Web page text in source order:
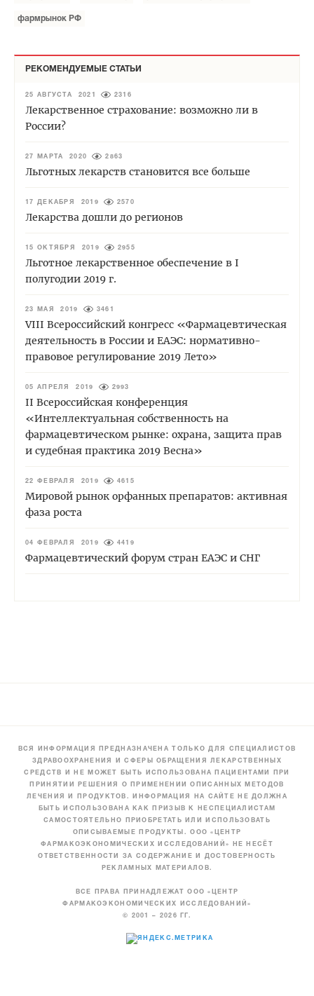
фармрынок РФ
РЕКОМЕНДУЕМЫЕ СТАТЬИ
25 АВГУСТА 2021 2316
Лекарственное страхование: возможно ли в
России?
27 МАРТА 2020 2863
Льготных лекарств становится все больше
17 ДЕКАБРЯ 2019 2570
Лекарства дошли до регионов
15 ОКТЯБРЯ 2019 2955
Льготное лекарственное обеспечение в I
полугодии 2019 г.
23 МАЯ 2019 3461
VIII Всероссийский конгресс «Фармацевтическая
деятельность в России и ЕАЭС: нормативно-
правовое регулирование 2019 Лето»
05 АПРЕЛЯ 2019 2993
II Всероссийская конференция
«Интеллектуальная собственность на
фармацевтическом рынке: охрана, защита прав
и судебная практика 2019 Весна»
22 ФЕВРАЛЯ 2019 4615
Мировой рынок орфанных препаратов: активная
фаза роста
04 ФЕВРАЛЯ 2019 4419
Фармацевтический форум стран ЕАЭС и СНГ
ВСЯ ИНФОРМАЦИЯ ПРЕДНАЗНАЧЕНА ТОЛЬКО ДЛЯ СПЕЦИАЛИСТОВ
ЗДРАВООХРАНЕНИЯ И СФЕРЫ ОБРАЩЕНИЯ ЛЕКАРСТВЕННЫХ
СРЕДСТВ И НЕ МОЖЕТ БЫТЬ ИСПОЛЬЗОВАНА ПАЦИЕНТАМИ ПРИ
ПРИНЯТИИ РЕШЕНИЯ О ПРИМЕНЕНИИ ОПИСАННЫХ МЕТОДОВ
ЛЕЧЕНИЯ И ПРОДУКТОВ. ИНФОРМАЦИЯ НА САЙТЕ НЕ ДОЛЖНА
БЫТЬ ИСПОЛЬЗОВАНА КАК ПРИЗЫВ К НЕСПЕЦИАЛИСТАМ
САМОСТОЯТЕЛЬНО ПРИОБРЕТАТЬ ИЛИ ИСПОЛЬЗОВАТЬ
ОПИСЫВАЕМЫЕ ПРОДУКТЫ. ООО «ЦЕНТР
ФАРМАКОЭКОНОМИЧЕСКИХ ИССЛЕДОВАНИЙ» НЕ НЕСЁТ
ОТВЕТСТВЕННОСТИ ЗА СОДЕРЖАНИЕ И ДОСТОВЕРНОСТЬ
РЕКЛАМНЫХ МАТЕРИАЛОВ.
ВСЕ ПРАВА ПРИНАДЛЕЖАТ ООО «ЦЕНТР
ФАРМАКОЭКОНОМИЧЕСКИХ ИССЛЕДОВАНИЙ»
© 2001 – 2026 ГГ.